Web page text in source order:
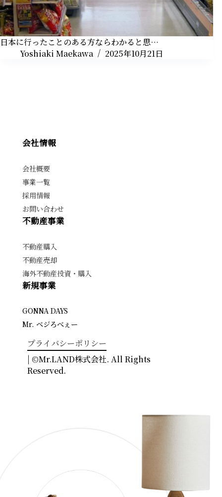
日本に行ったことのある方ならわかると思…
Yoshiaki Maekawa
2025年10月21日
会社情報
会社概要
事業一覧
採用情報
お問い合わせ
不動産事業
不動産購入
不動産売却
海外不動産投資・購入
新規事業
GONNA DAYS
Mr. ベジろべぇー
プライバシーポリシー
| ©Mr.LAND株式会社. All Rights
Reserved.